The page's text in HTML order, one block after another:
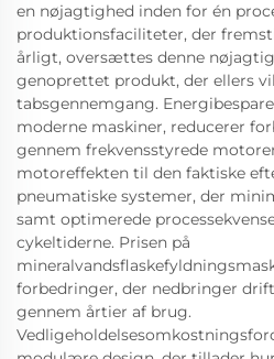
en nøjagtighed inden for én
produktionsfaciliteter, der
årligt, oversættes denne
genoprettet produkt, der ellers
tabsgennemgang.
moderne maskiner, reducerer
gennem frekvensstyrede
motoreffekten til den faktiske
pneumatiske systemer, der
samt optimerede
cykeltiderne. Prisen på
forbedringer, der nedbringer
gennem årtier af brug.